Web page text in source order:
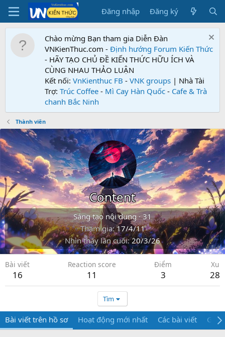
Đăng nhập Đăng ký
Chào mừng Bạn tham gia Diễn Đàn
VNKienThuc.com - Định hướng Forum Kiến Thức
- HÃY TẠO CHỦ ĐỀ KIẾN THỨC HỮU ÍCH VÀ
CÙNG NHAU THẢO LUẬN
Kết nối: VnKienthuc FB - VNK groups | Nhà Tài
Trợ: Trúc Coffee - Mì Cay Hàn Quốc - Cafe & Trà
chanh Bắc Ninh
Thành viên
Content
Sáng tạo nội dung ·31
Tham gia 17/4/11
Nhìn thấy lần cuối 20/3/26
Bài viết
16
Reaction score
11
Điểm
3
Xu
28
Tìm
Bài viết trên hồ sơ Hoạt động mới nhất Các bài viết Giới